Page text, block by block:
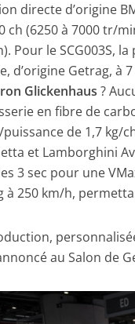
directe d’origine
ch (6250 à 7000 tr/
Pour le SCG003S,
d’origine Getrag, à
Glickenhaus ?
en fibre de
de 1,7 kg/
et Lamborghini
3 sec pour une
à 250 km/h,
au Salon de